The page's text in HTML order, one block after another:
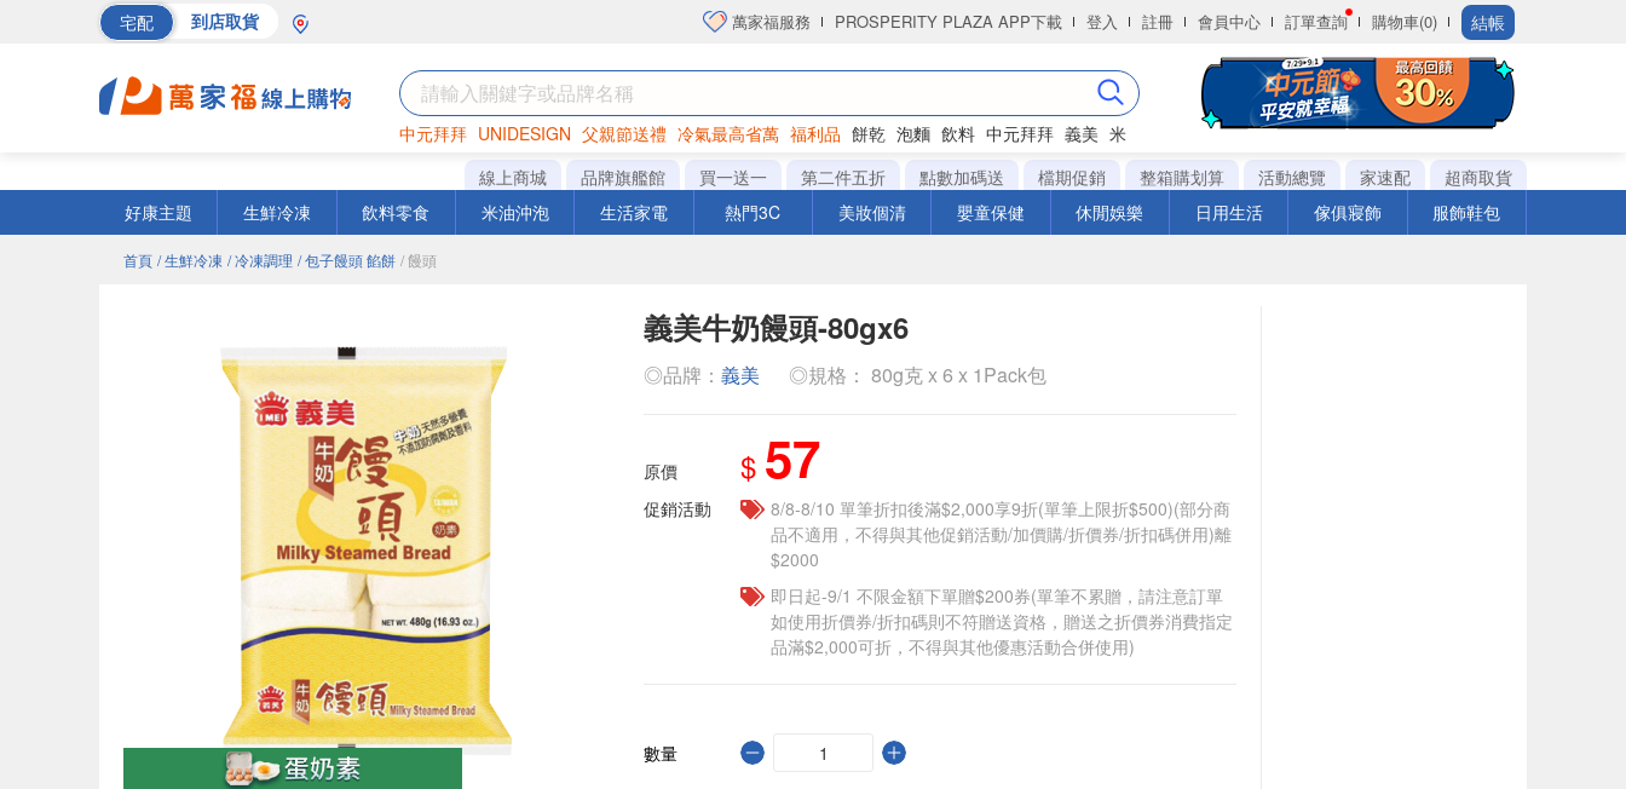
宅配 到店取貨 萬家福服務 PROSPERITY PLAZA APP下載 登入 註冊 會員中心 訂單查詢 購物車(0) 結帳
中元拜拜 UNIDESIGN 父親節送禮 冷氣最高省萬 福利品 餅乾 泡麵 飲料 中元拜拜 義美 米
罐頭 海苔 洋芋片
線上商城 品牌旗艦館 買一送一 第二件五折 點數加碼送 檔期促銷 整箱購划算 活動總覽 家速配
超商取貨
好康主題
生鮮冷凍 飲料零食 米油沖泡 生活家電 熱門3C 美妝個清 嬰童保健 休閒娛樂 日用生活 傢俱寢飾 服飾鞋包
首頁 / 生鮮冷凍 / 冷凍調理 / 包子饅頭 餡餅 / 饅頭
義美牛奶饅頭-80gx6
◎品牌： 義美 ◎規格： 80g克 x 6 x 1Pack包
原價 $ 57
促銷活動
8/8-8/10 單筆折扣後滿$2,000享9折(單筆上限折$500)(部分商
品不適用，不得與其他促銷活動/加價購/折價券/折扣碼併用)離
$2000
即日起-9/1 不限金額下單贈$200券(單筆不累贈，請注意訂單
如使用折價券/折扣碼則不符贈送資格，贈送之折價券消費指定
品滿$2,000可折，不得與其他優惠活動合併使用)
數量